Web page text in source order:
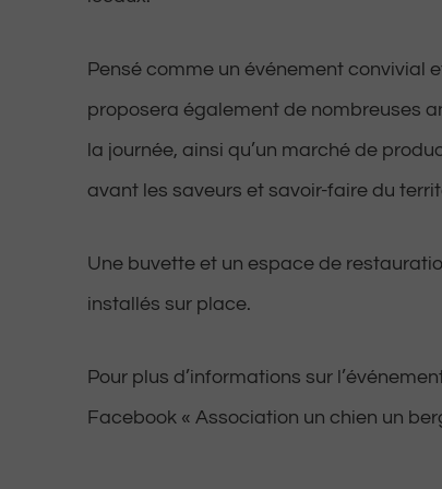
Pensé comme un événement convivial
proposera également de nombreuses
la journée, ainsi qu’un marché de
avant les saveurs et savoir-faire du
Une buvette et un espace de
installés sur place.
Pour plus d’informations sur
Facebook « Association un chien un